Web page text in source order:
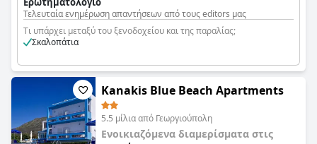
μια πολύ προσωπική και προσεγμένη εξυπηρέτηση με άμεση
πρόσβαση στη θάλασσα που σας επιτρέπει να βουτήξετε στο
νερό με την ησυχία σας. Επιπλέον, η τοποθεσία του
ξενοδοχείου είναι ιδανική, καθώς βρίσκεται απευθείας στην
προσφέροντας ένα ήσυχο καταφύγιο. Η ιδιωτική παραλία
λίγα μόλις βήματα μακριά από το ξενοδοχείο αποτέλεσε
σημείο αναφοράς για πολλούς επισκέπτες, οι οποίοι
απολάμβαναν την ευκολία να επιστρέφουν στα δωμάτιά τους
σε δευτερόλεπτα. Με εκπληκτική θέα στον ωκεανό από το
δωμάτιό σας, αυτό το ξενοδοχείο εγγυάται ότι θα σας
Τελευταία ενημέρωση απαντήσεων από τους editors μας
Τι υπάρχει μεταξύ του ξενοδοχείου και της παραλίας;
Σκαλοπάτια
Kanakis Blue Beach Apartments
5.5 μίλια από Γεωργιούπολη
Ενοικιαζόμενα διαμερίσματα στις